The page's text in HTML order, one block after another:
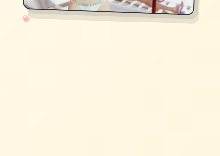
✧
♡
★
♥